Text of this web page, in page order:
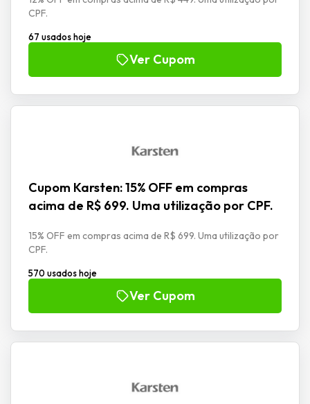
CPF.
67 usados hoje
Ver Cupom
Cupom Karsten: 15% OFF em compras
acima de R$ 699. Uma utilização por CPF.
15% OFF em compras acima de R$ 699. Uma utilização por
CPF.
570 usados hoje
Ver Cupom